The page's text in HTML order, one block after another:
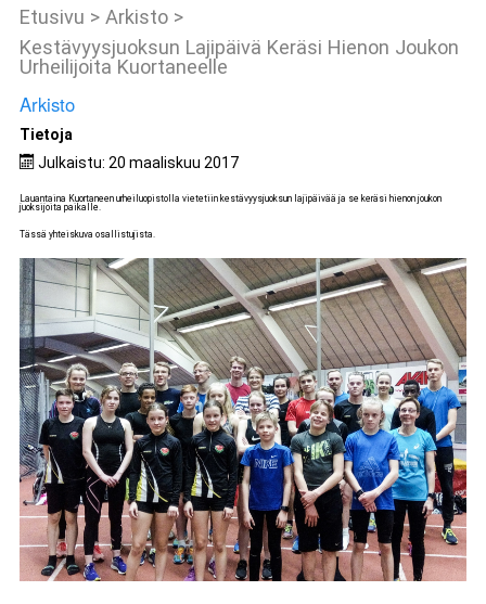
Etusivu > Arkisto >
Kestävyysjuoksun Lajipäivä Keräsi Hienon Joukon
Urheilijoita Kuortaneelle
Arkisto
Tietoja
Julkaistu: 20 maaliskuu 2017
Lauantaina Kuortaneen urheiluopistolla vietetiin kestävyysjuoksun lajipäivää ja se keräsi hienon joukon
juoksijoita paikalle.
Tässä yhteiskuva osallistujista.